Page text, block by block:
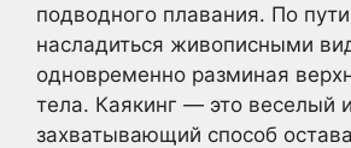
подводного плавания. По
насладиться живописными
одновременно разминая
тела. Каякинг — это веселый и
захватывающий способ